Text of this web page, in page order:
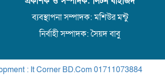
ব্যবস্থাপনা সম্পাদক: মশিউর মন্টু
নির্বাহী সম্পাদক: সৈয়দ বাবু
: It Corner BD.Com01711073884